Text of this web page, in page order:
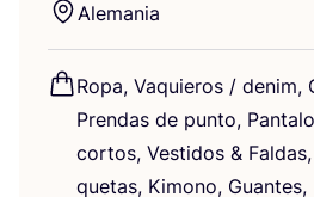
Ale­ma­nia
Ropa, Vaquie­ros / denim,
Pren­das de pun­to,
cor­tos, Ves­ti­dos &
que­tas, Kimono,